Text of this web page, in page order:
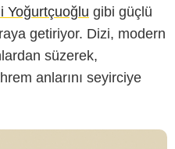
Yoğurtçuoğlu gibi güçlü
getiriyor. Dizi, modern
süzerek,
anlarını seyirciye